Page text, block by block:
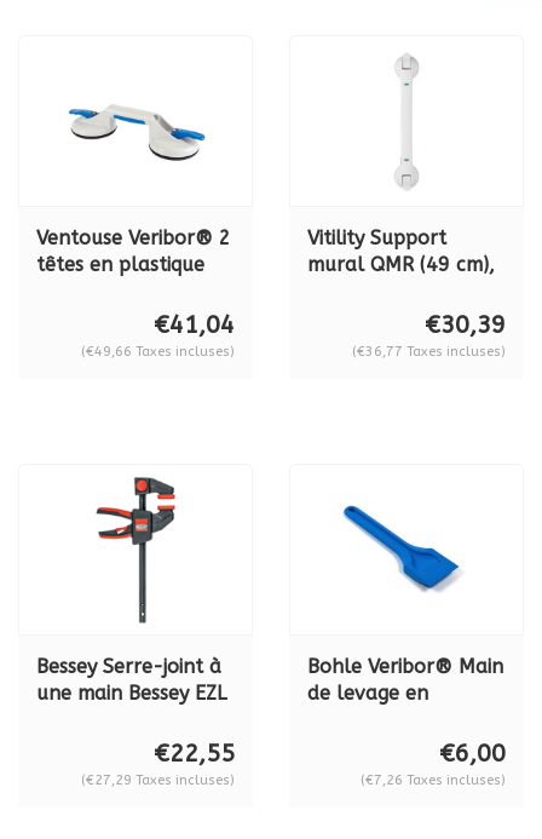
Ventouse Veribor® 2
têtes en plastique
€41,04
(€49,66 Taxes incluses)
Vitility Support
mural QMR (49 cm),
€30,39
(€36,77 Taxes incluses)
Bessey Serre-joint à
une main Bessey EZL
€22,55
(€27,29 Taxes incluses)
Bohle Veribor® Main
de levage en
€6,00
(€7,26 Taxes incluses)